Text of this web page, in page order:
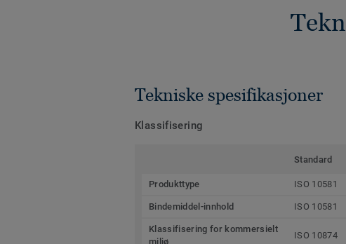
Tekniske spesifikasjoner
Klassifisering
Standard
Produkttype ISO 10581
Bindemiddel-innhold ISO 10581
Klassifisering for kommersielt
miljø
ISO 10874